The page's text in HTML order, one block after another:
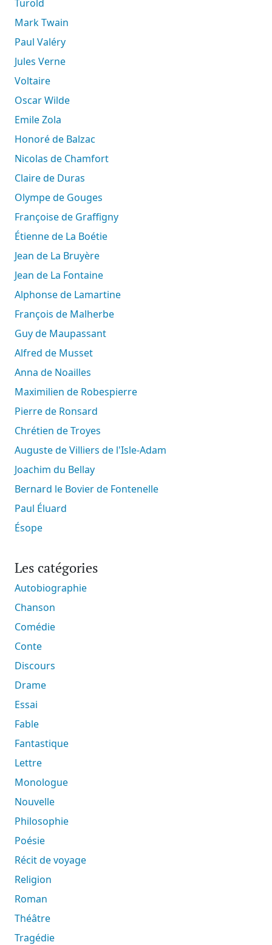
Turold
Mark Twain
Paul Valéry
Jules Verne
Voltaire
Oscar Wilde
Emile Zola
Honoré de Balzac
Nicolas de Chamfort
Claire de Duras
Olympe de Gouges
Françoise de Graffigny
Étienne de La Boétie
Jean de La Bruyère
Jean de La Fontaine
Alphonse de Lamartine
François de Malherbe
Guy de Maupassant
Alfred de Musset
Anna de Noailles
Maximilien de Robespierre
Pierre de Ronsard
Chrétien de Troyes
Auguste de Villiers de l'Isle-Adam
Joachim du Bellay
Bernard le Bovier de Fontenelle
Paul Éluard
Ésope
Les catégories
Autobiographie
Chanson
Comédie
Conte
Discours
Drame
Essai
Fable
Fantastique
Lettre
Monologue
Nouvelle
Philosophie
Poésie
Récit de voyage
Religion
Roman
Théâtre
Tragédie